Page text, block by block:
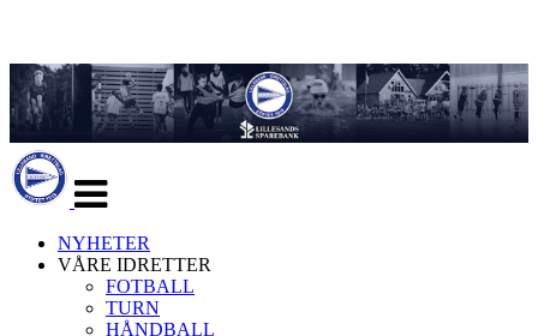
navigasjon
NYHETER
VÅRE IDRETTER
FOTBALL
TURN
HÅNDBALL